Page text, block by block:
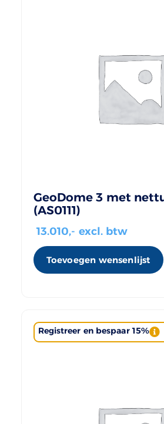
GeoDome 3 met
(AS0111)
13.010,- excl. btw
Toevoegen wensenlijst
Registreer en bespaar 15%